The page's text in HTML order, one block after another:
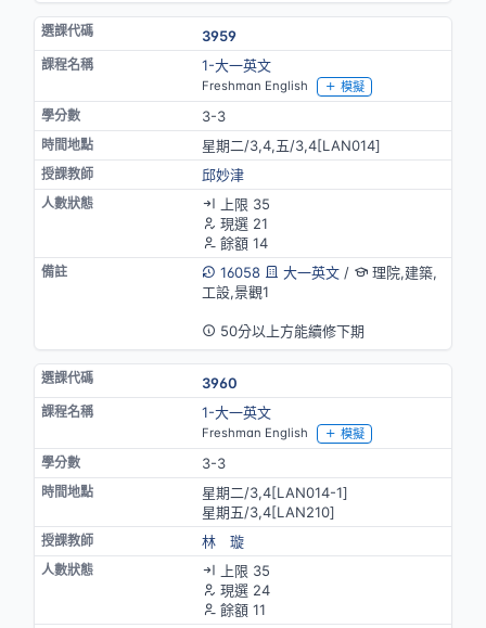
3959
1-大一英文
Freshman English 模擬
3-3
星期二/3,4,五/3,4[LAN014]
邱妙津
上限 35
現選 21
餘額 14
16058
大一英文/
理院,建築,
工設,景觀1
50分以上方能續修下期
3960
1-大一英文
Freshman English 模擬
3-3
星期二/3,4[LAN014-1]
星期五/3,4[LAN210]
林 璇
上限 35
現選 24
餘額 11